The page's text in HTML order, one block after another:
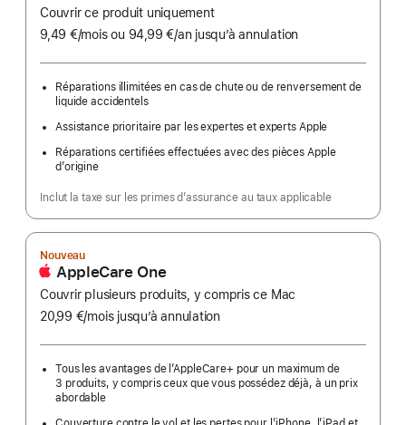
Couvrir ce produit uniquement
9,49 €/moispar
ou 94,99 €/an par
jusqu’à annulation
Réparations illimitées en cas de chute ou de renversement de
liquide accidentels
Assistance prioritaire par les expertes et experts Apple
Réparations certifiées effectuées avec des pièces Apple
d’origine
Inclut la taxe sur les primes d’assurance au taux applicable
Nouveau
AppleCare One
Couvrir plusieurs produits, y compris ce Mac
20,99 €/moispar
jusqu’à annulation
Tous les avantages de l’AppleCare+ pour un maximum de
3 produits, y compris ceux que vous possédez déjà, à un prix
abordable